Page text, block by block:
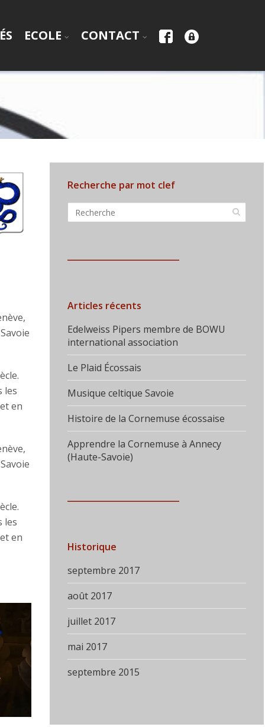
ECOLE CONTACT
les
en
les
en
Recherche par mot clef
Articles récents
Edelweiss Pipers membre de BOWU
international association
Le Plaid Écossais
Musique celtique Savoie
Histoire de la Cornemuse écossaise
Apprendre la Cornemuse à Annecy
(Haute-Savoie)
Historique
septembre 2017
août 2017
juillet 2017
mai 2017
septembre 2015